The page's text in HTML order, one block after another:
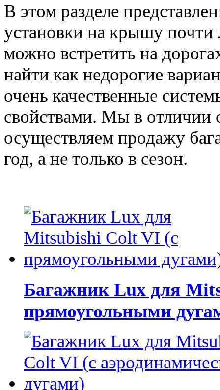
В этом разделе
установки на крышу
можно встретить на
найти как недорогие
очень качественные
свойствами. Мы в отличии
осуществляем продажу
год, а не только в сезон.
Багажник Lux для
прямоугольными